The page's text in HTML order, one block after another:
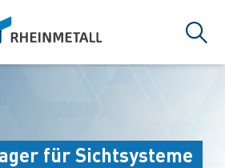
für Sichtsysteme